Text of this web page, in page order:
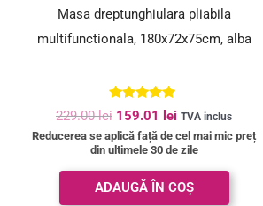
Masa dreptunghiulara pliabila
multifunctionala, 180x72x75cm, alba
Evaluat la
4.84
din 5
229.00lei 159.01 lei TVA inclus
Reducerea se aplică față de cel mai mic preț
din ultimele 30 de zile
ADAUGĂ ÎN COȘ